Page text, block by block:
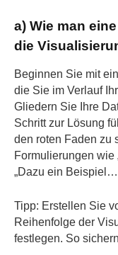
a) Wie man
die
Beginnen Sie mit
die Sie im Verlauf
Gliedern Sie Ihre
Schritt zur Lösung
den roten Faden zu
Formulierungen
„Dazu ein
Tipp: Erstellen Sie
Reihenfolge der
festlegen. So